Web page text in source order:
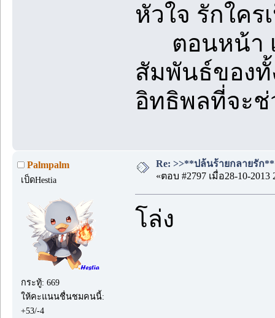
หัวใจ รักใคร
ตอนหน้า เ
สัมพันธ์ของทั้
อิทธิพลที่จะช่
Palmpalm
เป็ดHestia
กระทู้: 669
ให้คะแนนชื่นชมคนนี้:
+53/-4
Re: >>**ปล้นร้ายกลายรัก
«ตอบ #2797 เมื่อ28-10-2013
โล่ง